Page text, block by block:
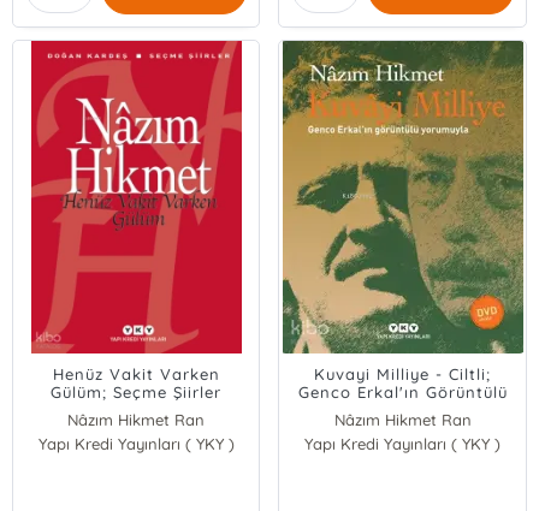
Henüz Vakit Varken
Gülüm; Seçme Şiirler
Nâzım Hikmet Ran
Yapı Kredi Yayınları ( YKY )
Kuvayi Milliye - Ciltli;
Genco Erkal'ın Görüntülü
Yorumuyla
Nâzım Hikmet Ran
Yapı Kredi Yayınları ( YKY )